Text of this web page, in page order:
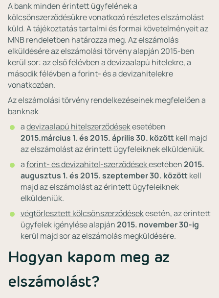
A bank minden érintett ügyfelének a
kölcsönszerződésükre vonatkozó részletes elszámolást
küld. A tájékoztatás tartalmi és formai követelményeit az
MNB rendeletben határozza meg. Az elszámolás
elküldésére az elszámolási törvény alapján 2015-ben
kerül sor: az első félévben a devizaalapú hitelekre, a
második félévben a forint- és a devizahitelekre
vonatkozóan.
Az elszámolási törvény rendelkezéseinek megfelelően a
banknak
adevizaalapú hitelszerződésekesetében
2015.március 1. és 2015. április 30. közöttkell majd
az elszámolást az érintett ügyfeleiknek elküldeniük.
aforint- és devizahitel-szerződések⁣⁣esetében2015.
augusztus 1. és 2015. szeptember 30. közöttkell
majd az elszámolást az érintett ügyfeleiknek
elküldeniük.
végtörlesztett kölcsönszerződésekesetén, az érintett
ügyfelek igénylése alapján2015. november 30-ig
kerül majd sor az elszámolás megküldésére.
Hogyan kapom meg az
elszámolást?